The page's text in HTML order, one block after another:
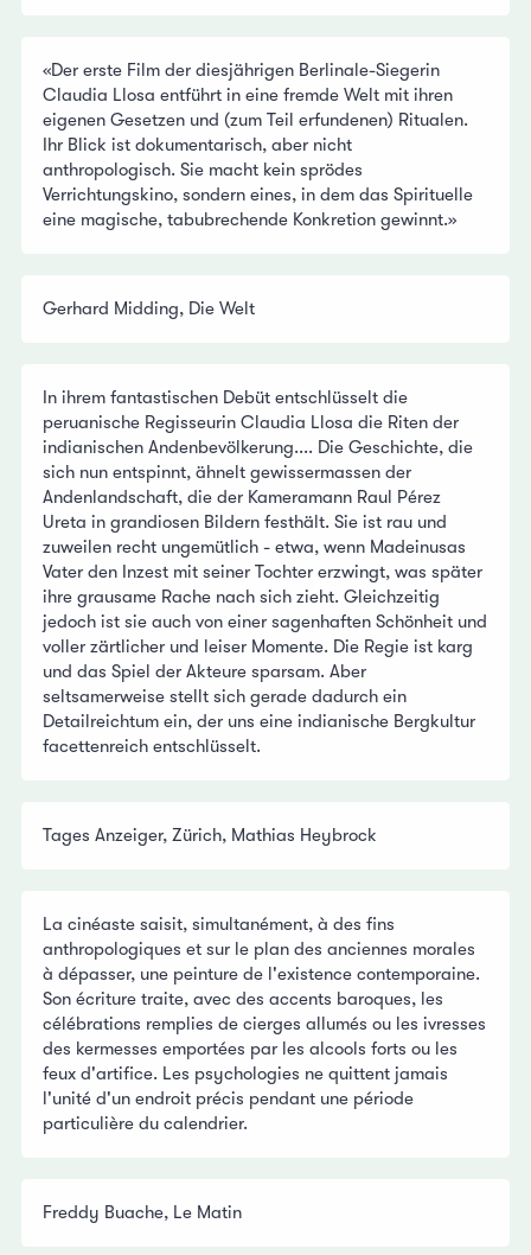
«Der erste Film der diesjährigen Berlinale-Siegerin
Claudia Llosa entführt in eine fremde Welt mit ihren
eigenen Gesetzen und (zum Teil erfundenen) Ritualen.
Ihr Blick ist dokumentarisch, aber nicht
anthropologisch. Sie macht kein sprödes
Verrichtungskino, sondern eines, in dem das Spirituelle
eine magische, tabubrechende Konkretion gewinnt.»
Gerhard Midding, Die Welt
In ihrem fantastischen Debüt entschlüsselt die
peruanische Regisseurin Claudia Llosa die Riten der
indianischen Andenbevölkerung.... Die Geschichte, die
sich nun entspinnt, ähnelt gewissermassen der
Andenlandschaft, die der Kameramann Raul Pérez
Ureta in grandiosen Bildern festhält. Sie ist rau und
zuweilen recht ungemütlich - etwa, wenn Madeinusas
Vater den Inzest mit seiner Tochter erzwingt, was später
ihre grausame Rache nach sich zieht. Gleichzeitig
jedoch ist sie auch von einer sagenhaften Schönheit und
voller zärtlicher und leiser Momente. Die Regie ist karg
und das Spiel der Akteure sparsam. Aber
seltsamerweise stellt sich gerade dadurch ein
Detailreichtum ein, der uns eine indianische Bergkultur
facettenreich entschlüsselt.
Tages Anzeiger, Zürich, Mathias Heybrock
La cinéaste saisit, simultanément, à des fins
anthropologiques et sur le plan des anciennes morales
à dépasser, une peinture de l'existence contemporaine.
Son écriture traite, avec des accents baroques, les
célébrations remplies de cierges allumés ou les ivresses
des kermesses emportées par les alcools forts ou les
feux d'artifice. Les psychologies ne quittent jamais
l'unité d'un endroit précis pendant une période
particulière du calendrier.
Freddy Buache, Le Matin